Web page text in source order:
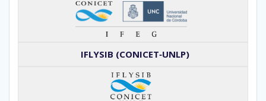
IFLYSIB (CONICET‑UNLP)